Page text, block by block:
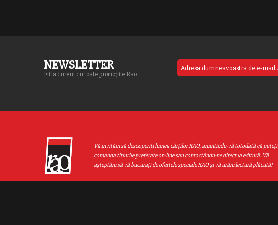
NEWSLETTER
Fii la curent cu toate promoțiile Rao
Vă invităm să descoperiţi lumea cărţilor RAO, amintindu-vă totodată că puteţi
comanda titlurile preferate on-line sau contactându-ne direct la editură. Vă
aşteptăm să vă bucuraţi de ofertele speciale RAO şi vă urăm lectură plăcută!